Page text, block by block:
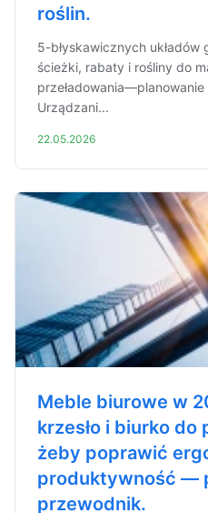
roślin.
5-błyskawicznych
ścieżki, rabaty i rośliny do
przeładowania—planowanie
Urządzani...
22.05.2026
Meble biurowe w
krzesło i biurko
żeby poprawić
produktywność —
przewodnik.